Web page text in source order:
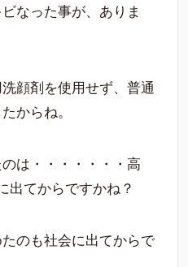
なった事が、ありま
顔剤を使用せず、普通
からね。
は・・・・・・・高
出てからですかね？
のも社会に出てからで